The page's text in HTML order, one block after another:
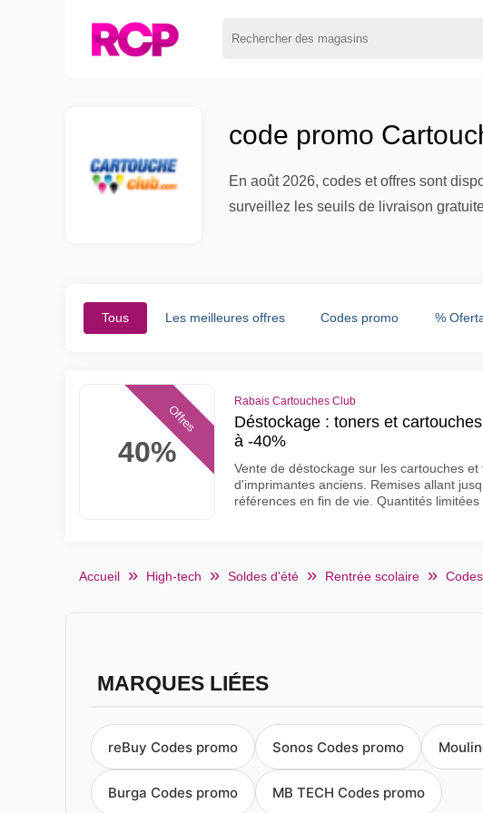
code promo
En août 2026, codes et offres sont
surveillez les seuils de livraison
Tous Les meilleures offres Codes promo %
40%
Offres
Rabais Cartouches Club
Déstockage : toners et
à -40%
Vente de déstockage sur les cartouches
d'imprimantes anciens. Remises allant
références en fin de vie. Quantités limitées
Accueil High-tech Soldes d'été Rentrée scolaire
MARQUES LIÉES
reBuy Codes promo Sonos Codes promo
Burga Codes promo MB TECH Codes promo